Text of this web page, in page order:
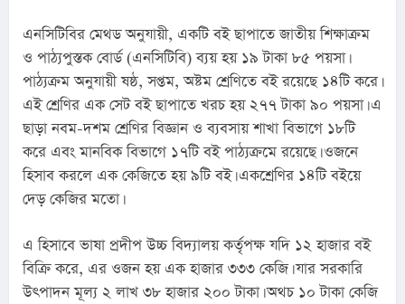
এনসিটিবির মেথড অনুযায়ী, একটি বই ছাপাতে জাতীয় শিক্ষাক্রম
ও পাঠ্যপুস্তক বোর্ড (এনসিটিবি) ব্যয় হয় ১৯ টাকা ৮৫ পয়সা।
পাঠ্যক্রম অনুযায়ী ষষ্ঠ, সপ্তম, অষ্টম শ্রেণিতে বই রয়েছে ১৪টি করে।
এই শ্রেণির এক সেট বই ছাপাতে খরচ হয় ২৭৭ টাকা ৯০ পয়সা। এ
ছাড়া নবম-দশম শ্রেণির বিজ্ঞান ও ব্যবসায় শাখা বিভাগে ১৮টি
করে এবং মানবিক বিভাগে ১৭টি বই পাঠ্যক্রমে রয়েছে। ওজনে
হিসাব করলে এক কেজিতে হয় ৯টি বই। একশ্রেণির ১৪টি বইয়ে
দেড় কেজির মতো।
এ হিসাবে ভাষা প্রদীপ উচ্চ বিদ্যালয় কর্তৃপক্ষ যদি ১২ হাজার বই
বিক্রি করে, এর ওজন হয় এক হাজার ৩৩৩ কেজি। যার সরকারি
উৎপাদন মূল্য ২ লাখ ৩৮ হাজার ২০০ টাকা। অথচ ১০ টাকা কেজি